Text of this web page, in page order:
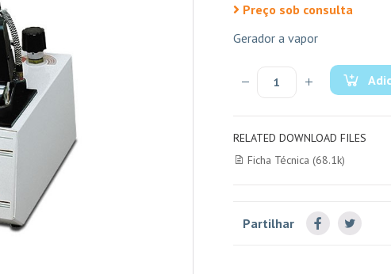
Preço sob consulta
Gerador a vapor
RELATED DOWNLOAD FILES
Ficha Técnica (68.1k)
Partilhar